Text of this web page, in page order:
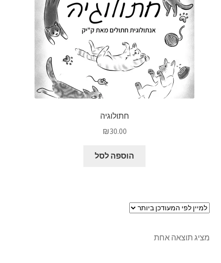
חתולוגיה
₪30.00
הוספה לסל
מציג תוצאה אחת